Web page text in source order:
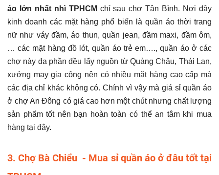
áo lớn nhất nhì TPHCM chỉ sau chợ Tân Bình. Nơi đây
kinh doanh các mặt hàng phổ biến là quần áo thời trang
nữ như váy đầm, áo thun, quần jean, đầm maxi, đầm ôm,
… các mặt hàng đồ lót, quần áo trẻ em…., quần áo ở các
chợ này đa phần đều lấy nguồn từ Quảng Châu, Thái Lan,
xưởng may gia công nên có nhiều mặt hàng cao cấp mà
các địa chỉ khác không có. Chính vì vậy mà giá sỉ quần áo
ở chợ An Đông có giá cao hơn một chút nhưng chất lượng
sản phẩm tốt nên bạn hoàn toàn có thể an tâm khi mua
hàng tại đây.
3. Chợ Bà Chiểu - Mua sỉ quần áo ở đâu tốt tại